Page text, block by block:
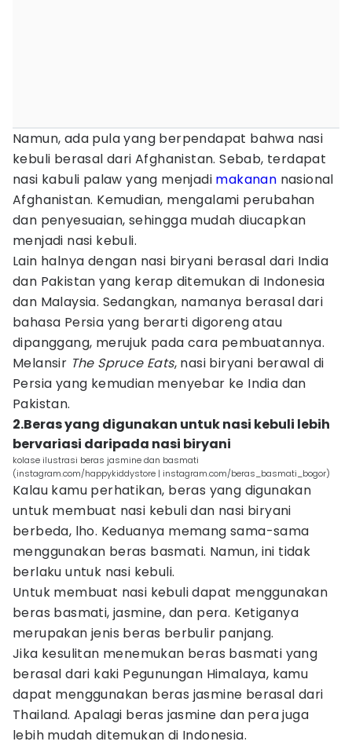
Namun, ada pula yang berpendapat bahwa nasi
kebuli berasal dari Afghanistan. Sebab, terdapat
nasi kabuli palaw yang menjadi makanan nasional
Afghanistan. Kemudian, mengalami perubahan
dan penyesuaian, sehingga mudah diucapkan
menjadi nasi kebuli.
Lain halnya dengan nasi biryani berasal dari India
dan Pakistan yang kerap ditemukan di Indonesia
dan Malaysia. Sedangkan, namanya berasal dari
bahasa Persia yang berarti digoreng atau
dipanggang, merujuk pada cara pembuatannya.
Melansir The Spruce Eats, nasi biryani berawal di
Persia yang kemudian menyebar ke India dan
Pakistan.
2.Beras yang digunakan untuk nasi kebuli lebih
bervariasi daripada nasi biryani
kolase ilustrasi beras jasmine dan basmati
(instagram.com/happykiddystore | instagram.com/beras_basmati_bogor)
Kalau kamu perhatikan, beras yang digunakan
untuk membuat nasi kebuli dan nasi biryani
berbeda, lho. Keduanya memang sama-sama
menggunakan beras basmati. Namun, ini tidak
berlaku untuk nasi kebuli.
Untuk membuat nasi kebuli dapat menggunakan
beras basmati, jasmine, dan pera. Ketiganya
merupakan jenis beras berbulir panjang.
Jika kesulitan menemukan beras basmati yang
berasal dari kaki Pegunungan Himalaya, kamu
dapat menggunakan beras jasmine berasal dari
Thailand. Apalagi beras jasmine dan pera juga
lebih mudah ditemukan di Indonesia.